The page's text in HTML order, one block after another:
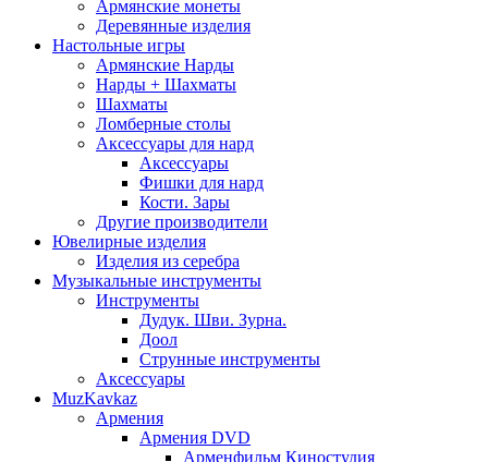
Армянские монеты
Деревянные изделия
Настольные игры
Армянские Нарды
Нарды + Шахматы
Шахматы
Ломберные столы
Аксессуары для нард
Аксессуары
Фишки для нард
Кости. Зары
Другие производители
Ювелирные изделия
Изделия из серебра
Музыкальные инструменты
Инструменты
Дудук. Шви. Зурна.
Доол
Струнные инструменты
Аксессуары
MuzKavkaz
Армения
Армения DVD
Арменфильм Киностудия